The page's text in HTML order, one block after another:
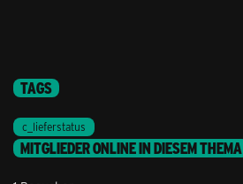
TAGS
c_lieferstatus
MITGLIEDER ONLINE IN DIESEM THEMA